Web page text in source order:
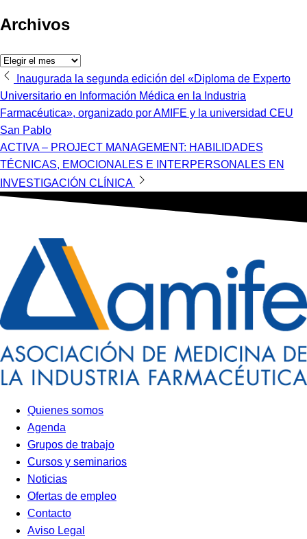
Archivos
Archivos
Navegación
de
entradas
Inaugurada la segunda edición del «Diploma de Experto
Universitario en Información Médica en la Industria
Farmacéutica», organizado por AMIFE y la universidad CEU
San Pablo
ACTIVA – PROJECT MANAGEMENT: HABILIDADES
TÉCNICAS, EMOCIONALES E INTERPERSONALES EN
INVESTIGACIÓN CLÍNICA
Quienes somos
Agenda
Grupos de trabajo
Cursos y seminarios
Noticias
Ofertas de empleo
Contacto
Aviso Legal